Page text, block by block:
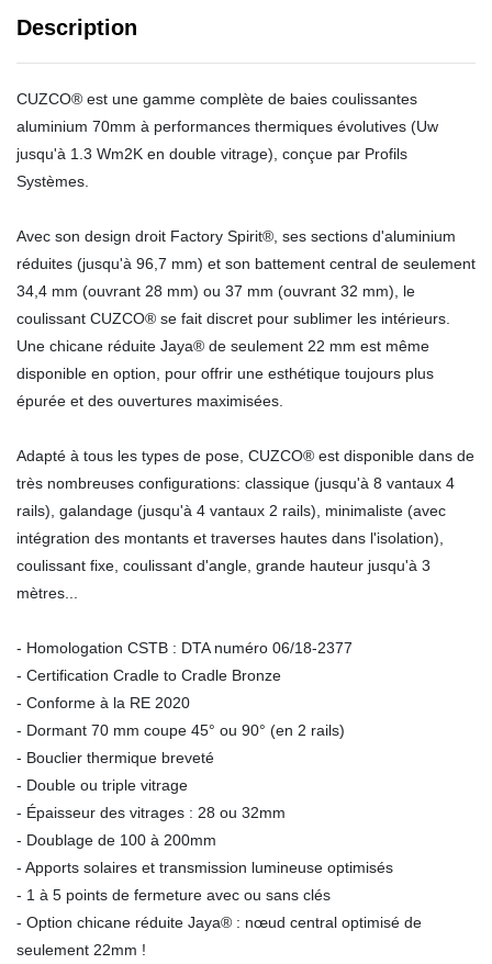
Description
CUZCO® est une gamme complète de baies coulissantes
aluminium 70mm à performances thermiques évolutives (Uw
jusqu'à 1.3 Wm2K en double vitrage), conçue par Profils
Systèmes.
Avec son design droit Factory Spirit®, ses sections d'aluminium
réduites (jusqu'à 96,7 mm) et son battement central de seulement
34,4 mm (ouvrant 28 mm) ou 37 mm (ouvrant 32 mm), le
coulissant CUZCO® se fait discret pour sublimer les intérieurs.
Une chicane réduite Jaya® de seulement 22 mm est même
disponible en option, pour offrir une esthétique toujours plus
épurée et des ouvertures maximisées.
Adapté à tous les types de pose, CUZCO® est disponible dans de
très nombreuses configurations: classique (jusqu'à 8 vantaux 4
rails), galandage (jusqu'à 4 vantaux 2 rails), minimaliste (avec
intégration des montants et traverses hautes dans l'isolation),
coulissant fixe, coulissant d'angle, grande hauteur jusqu'à 3
mètres...
- Homologation CSTB : DTA numéro 06/18-2377
- Certification Cradle to Cradle Bronze
- Conforme à la RE 2020
- Dormant 70 mm coupe 45° ou 90° (en 2 rails)
- Bouclier thermique breveté
- Double ou triple vitrage
- Épaisseur des vitrages : 28 ou 32mm
- Doublage de 100 à 200mm
- Apports solaires et transmission lumineuse optimisés
- 1 à 5 points de fermeture avec ou sans clés
- Option chicane réduite Jaya® : nœud central optimisé de
seulement 22mm !